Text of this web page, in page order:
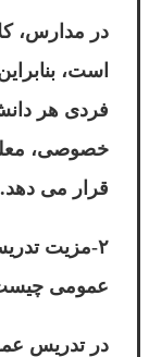
در مدارس،
است،
فردی هر
خصوصی،
قرار می دهد.
۲-مزیت
عمومی
در تدریس